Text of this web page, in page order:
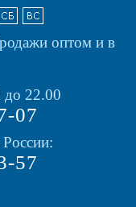
оптом и в
до 22.00
07
57